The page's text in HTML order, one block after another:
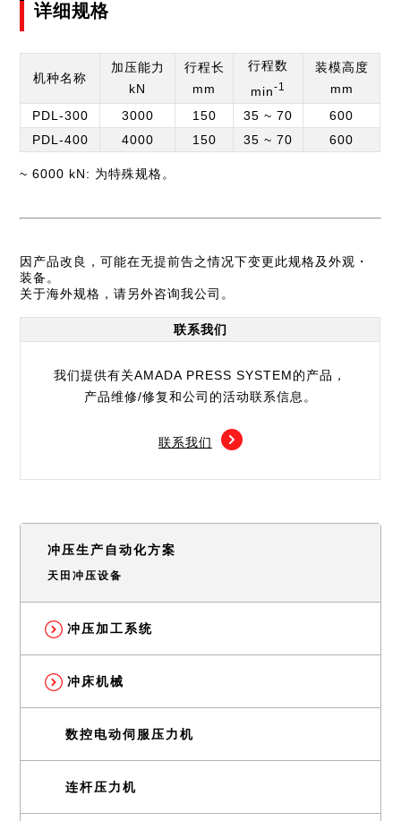
详细规格
机种名称
加压能力
kN
行程长
mm
行程数
min-1
装模高度
mm
PDL-300
3000 150 35 ~ 70
600
PDL-400
4000 150 35 ~ 70 600
~ 6000 kN: 为特殊规格。
因产品改良，可能在无提前告之情况下变更此规格及外观・
装备。
关于海外规格，请另外咨询我公司。
联系我们
我们提供有关AMADA PRESS SYSTEM的产品，
产品维修/修复和公司的活动联系信息。
联系我们
冲压生产自动化方案
天田冲压设备
冲压加工系统
冲床机械
数控电动伺服压力机
连杆压力机